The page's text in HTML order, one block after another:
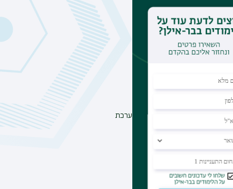
תכנית הלימודים
האוניברסיטה.
ללימודי התואר.
בכל שלב במהלך הלימודים, דרך מערכת